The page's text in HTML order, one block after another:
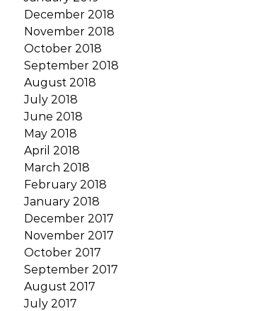
December 2018
November 2018
October 2018
September 2018
August 2018
July 2018
June 2018
May 2018
April 2018
March 2018
February 2018
January 2018
December 2017
November 2017
October 2017
September 2017
August 2017
July 2017